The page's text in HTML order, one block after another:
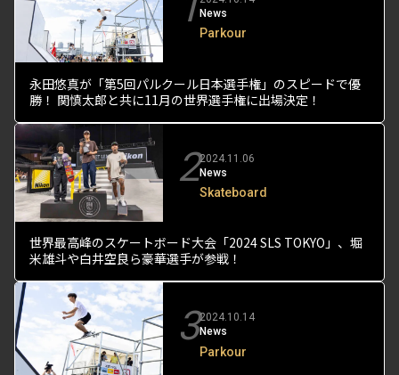
News
Parkour
永田悠真が「第5回パルクール日本選手権」のスピードで優
勝！ 関慎太郎と共に11月の世界選手権に出場決定！
22024.11.06
News
Skateboard
世界最高峰のスケートボード大会「2024 SLS TOKYO」、堀
米雄斗や白井空良ら豪華選手が参戦！
32024.10.14
News
Parkour